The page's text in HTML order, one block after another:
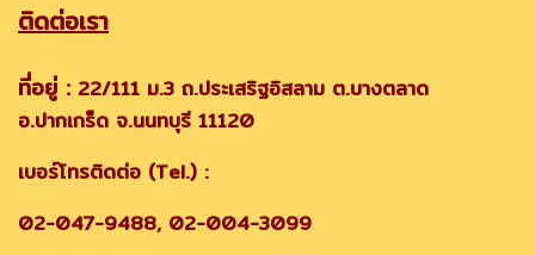
ติดต่อเรา
ที่อยู่ : 22/111 ม.3 ถ.ประเสริฐอิสลาม ต.บางตลาด
อ.ปากเกร็ด จ.นนทบุรี 11120
เบอร์โทรติดต่อ (Tel.) :
02-047-9488, 02-004-3099